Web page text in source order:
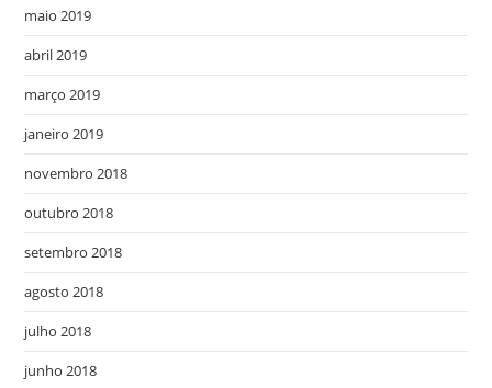
maio 2019
abril 2019
março 2019
janeiro 2019
novembro 2018
outubro 2018
setembro 2018
agosto 2018
julho 2018
junho 2018